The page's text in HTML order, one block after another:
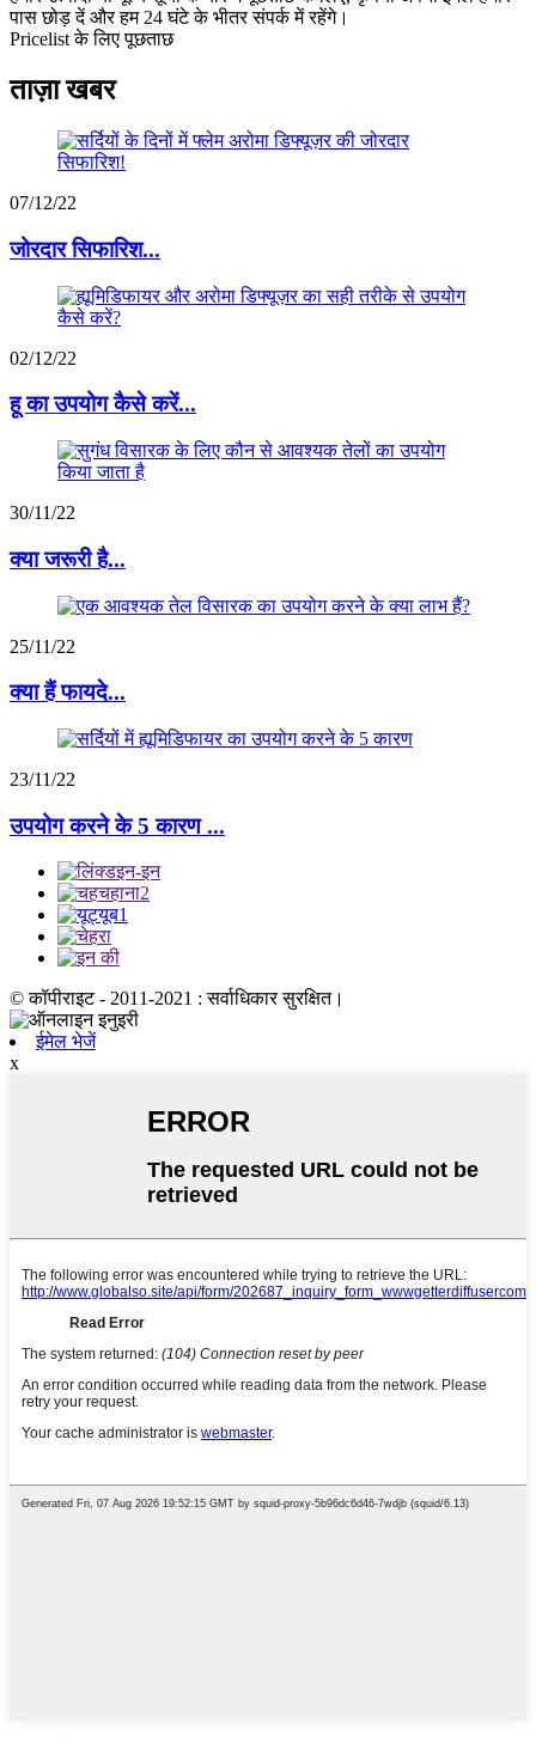
पास छोड़ दें और हम 24 घंटे के भीतर संपर्क में रहेंगे।
Pricelist के लिए पूछताछ
ताज़ा खबर
07/12/22
जोरदार सिफारिश...
02/12/22
हू का उपयोग कैसे करें...
30/11/22
क्या जरूरी है...
25/11/22
क्या हैं फायदे...
23/11/22
उपयोग करने के 5 कारण ...
© कॉपीराइट - 2011-2021 : सर्वाधिकार सुरक्षित।
ईमेल भेजें
x